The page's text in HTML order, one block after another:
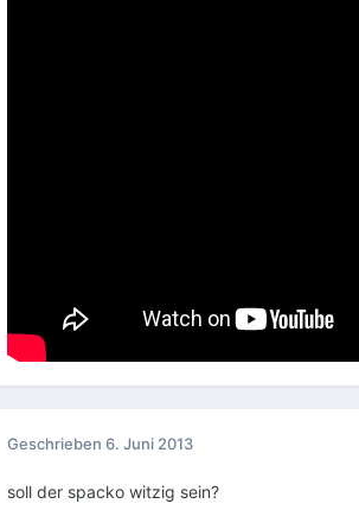
Geschrieben 6. Juni 2013
soll der spacko witzig sein?